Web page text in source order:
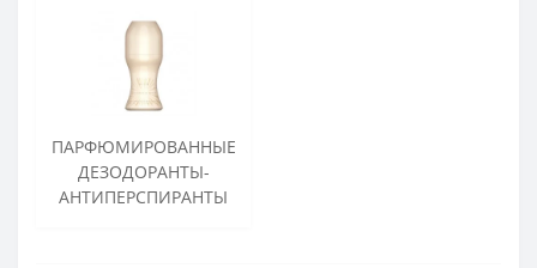
ПАРФЮМИРОВАННЫЕ
ДЕЗОДОРАНТЫ-
АНТИПЕРСПИРАНТЫ